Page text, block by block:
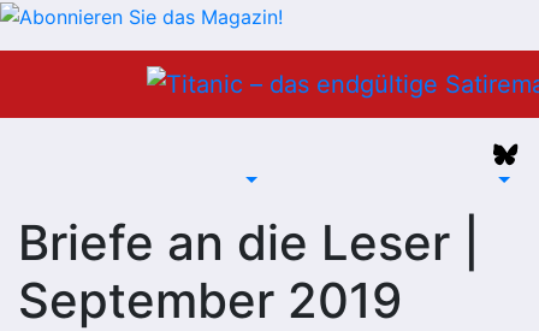
Briefe an die Leser |
September 2019